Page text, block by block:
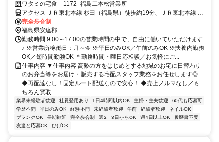
サポート体制バッチリなのでお子さんの行事でのお休みなども取りやす
い◎
ワタミの宅食 1172_福島二本松営業所
アクセス ＪＲ東北本線 杉田（福島県）徒歩約19分、ＪＲ東北本線 本
宮（福島県）西口徒歩約57分、ＪＲ東北本線 二本松徒歩約69分
完全歩合制
福島県安達郡
勤務時間 9:00～17:00の営業時間の中で、自由に働いていただけます
♪ ※営業所稼働日：月～金 ※平日のみOK／午前のみOK ※扶養内勤務
OK／短時間勤務OK ＊勤務時間・曜日応相談／お気軽にご...
仕事内容 ▼仕事内容 高齢の方をはじめとする地域のお宅に日替わり
のお弁当等をお届け・販売する宅配スタッフ業務をお任せします◎
◆再配達なし！固定ルート配送なので安心！ ◆売上ノルマなし／も
ちろん買取...
業界未経験者歓迎 社員登用あり 1日4時間以内OK 主婦・主夫歓迎
60代も応募可
学歴不問
平日のみOK 経験不問 未経験者歓迎 午前 経験者歓迎
ネイルOK
ブランクOK
長期歓迎 完全歩合制 週2・3日からOK 週4日以上OK
履歴書不要
友達と応募OK
ひげOK